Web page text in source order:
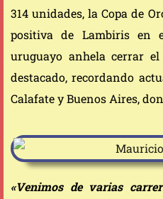
314 unidades, la Copa de
positiva de Lambiris en
uruguayo anhela cerrar
destacado, recordando
Calafate y Buenos Aires,
«Venimos de varias